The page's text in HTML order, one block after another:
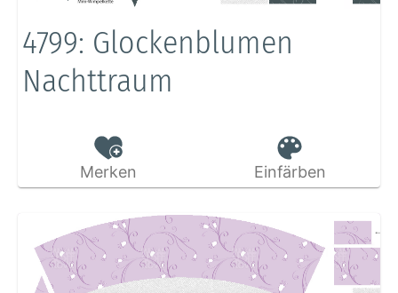
4799: Glockenblumen
Nachttraum
Merken Einfärben